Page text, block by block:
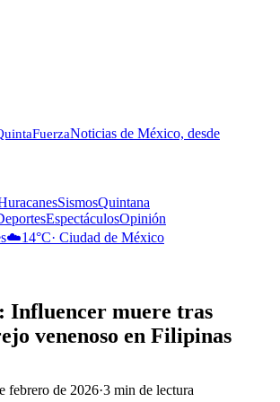
FuerzaNoticias de México, desde
SismosQuintana
EspectáculosOpinión
☁️14°C· Ciudad de México
Influencer muere tras
venenoso en Filipinas
febrero de 2026·3 min de lectura